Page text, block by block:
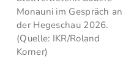
Monauni im Gespräch an
der Hegeschau 2026.
(Quelle: IKR/Roland
Korner)